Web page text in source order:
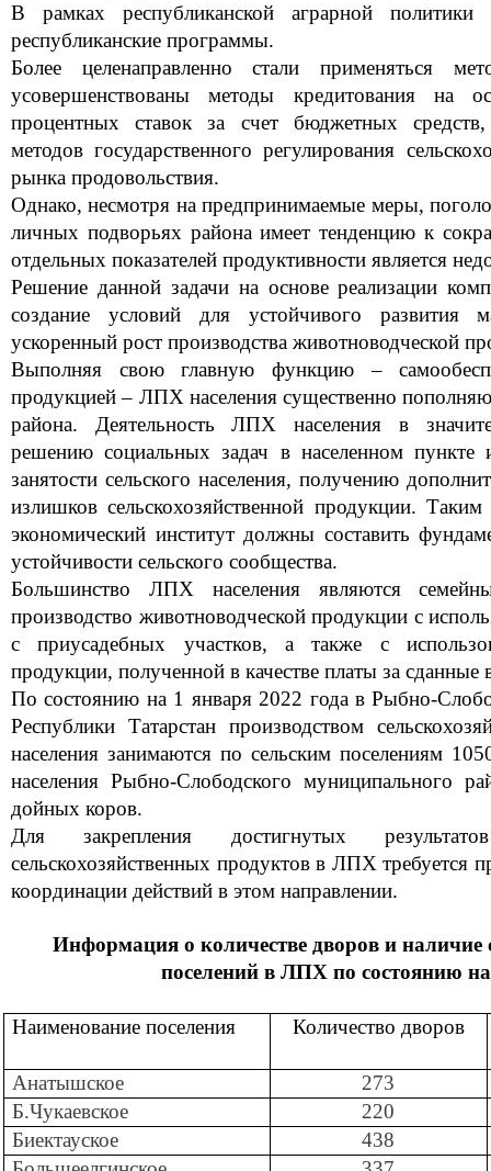
В рамках республиканской аграрной политики
республиканские программы.
Более целенаправленно стали применяться
усовершенствованы методы кредитования на
процентных ставок за счет бюджетных средств,
методов государственного регулирования
рынка продовольствия.
Однако, несмотря на предпринимаемые меры,
личных подворьях района имеет тенденцию к
отдельных показателей продуктивности является
Решение данной задачи на основе реализации
создание условий для устойчивого развития
ускоренный рост производства животноводческой
Выполняя свою главную функцию –
продукцией – ЛПХ населения существенно
района. Деятельность ЛПХ населения в
решению социальных задач в населенном пункте
занятости сельского населения, получению
излишков сельскохозяйственной продукции.
экономический институт должны составить
устойчивости сельского сообщества.
Большинство ЛПХ населения являются
производство животноводческой продукции с
с приусадебных участков, а также с
продукции, полученной в качестве платы за
По состоянию на 1 января 2022 года в Рыбно-
Республики Татарстан производством
населения занимаются по сельским поселениям
населения Рыбно-Слободского муниципального
дойных коров.
Для закрепления достигнутых
сельскохозяйственных продуктов в ЛПХ требуется
координации действий в этом направлении.
Информация о количестве дворов и наличие
поселений в ЛПХ по состоянию на
Наименование поселения Количество дворов
Анатышское
273
Б.Чукаевское
220
Биектауское
438